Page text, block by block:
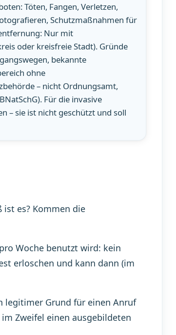
Töten, Fangen, Verletzen,
Schutzmaßnahmen für
Nur mit
oder kreisfreie Stadt). Gründe
bekannte
ohne
– nicht Ordnungsamt,
Für die invasive
– sie ist nicht geschützt und soll
ist es? Kommen die
Woche benutzt wird: kein
erloschen und kann dann (im
legitimer Grund für einen Anruf
Zweifel einen ausgebildeten